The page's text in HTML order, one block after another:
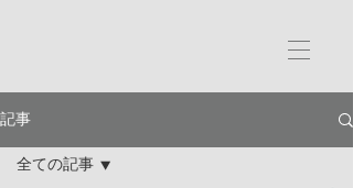
記事
全ての記事